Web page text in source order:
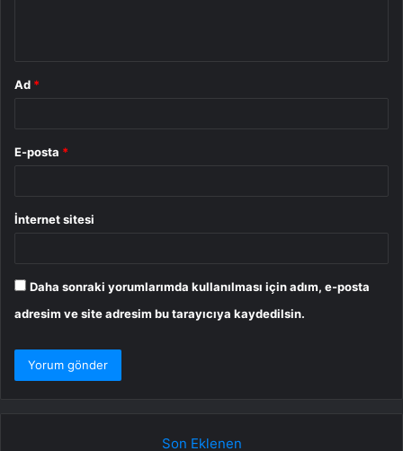
Ad *
E-posta *
İnternet sitesi
Daha sonraki yorumlarımda kullanılması için adım, e-posta
adresim ve site adresim bu tarayıcıya kaydedilsin.
Son Eklenen